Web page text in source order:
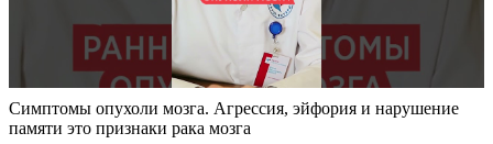
Симптомы опухоли мозга. Агрессия, эйфория и нарушение
памяти это признаки рака мозга